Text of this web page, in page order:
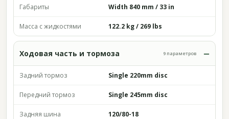
Габариты Width 840 mm / 33 in
Масса с жидкостями 122.2 kg / 269 lbs
Ходовая часть и тормоза 9 параметров
Задний тормоз Single 220mm disc
Передний тормоз Single 245mm disc
Задняя шина 120/80-18